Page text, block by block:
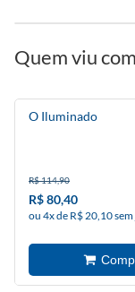
Quem viu
O Iluminado
R$ 114,90
R$ 80,40
ou 4x de R$ 20,10